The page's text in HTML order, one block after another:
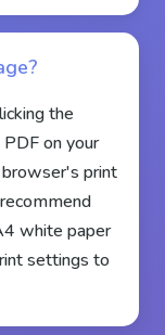
the
on your
browser's print
white paper
settings to